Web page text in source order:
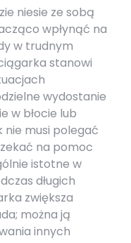
niesie ze sobą
wpłynąć na
w trudnym
stanowi
wydostanie
w błocie lub
nie musi polegać
na pomoc
istotne w
długich
zwiększa
można ją
innych